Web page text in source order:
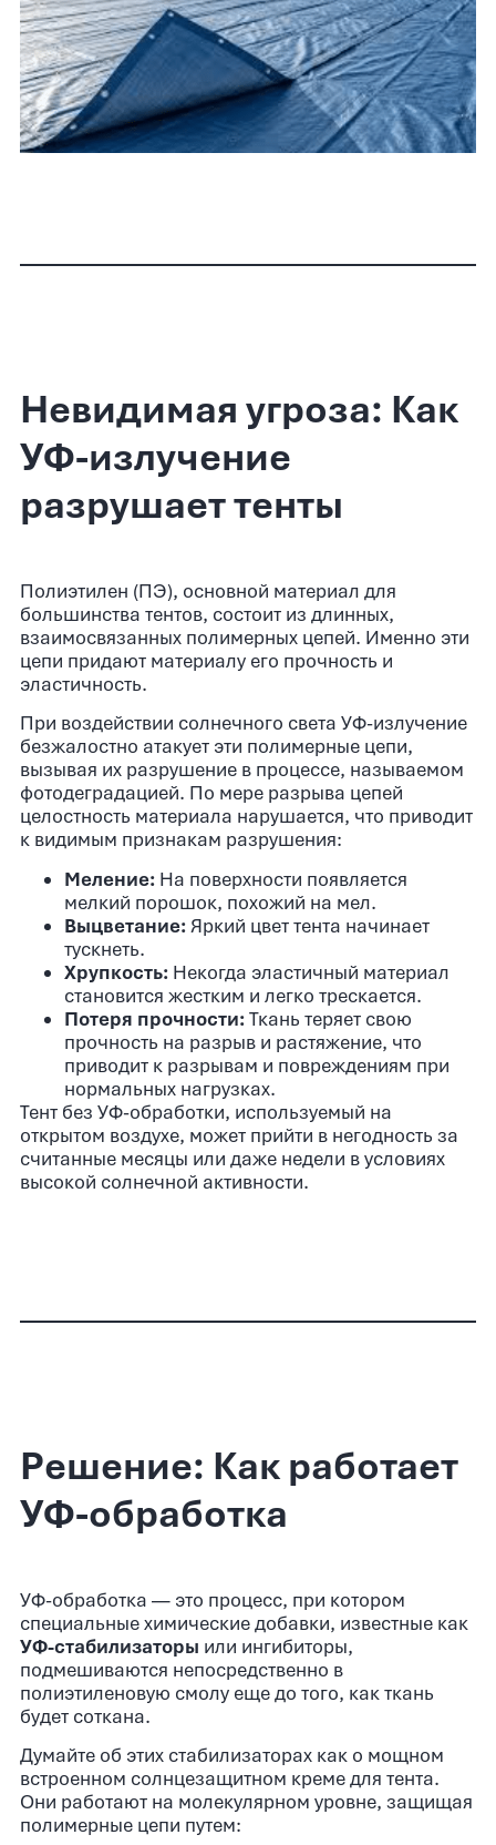
Невидимая угроза: Как
УФ-излучение
разрушает тенты
Полиэтилен (ПЭ), основной материал для
большинства тентов, состоит из длинных,
взаимосвязанных полимерных цепей. Именно эти
цепи придают материалу его прочность и
эластичность.
При воздействии солнечного света УФ-излучение
безжалостно атакует эти полимерные цепи,
вызывая их разрушение в процессе, называемом
фотодеградацией. По мере разрыва цепей
целостность материала нарушается, что приводит
к видимым признакам разрушения:
Меление: На поверхности появляется
мелкий порошок, похожий на мел.
Выцветание:Яркий цвет тента начинает
тускнеть.
Хрупкость: Некогда эластичный материал
становится жестким и легко трескается.
Потеря прочности:Ткань теряет свою
прочность на разрыв и растяжение, что
приводит к разрывам и повреждениям при
нормальных нагрузках.
Тент без УФ-обработки, используемый на
открытом воздухе, может прийти в негодность за
считанные месяцы или даже недели в условиях
высокой солнечной активности.
Решение: Как работает
УФ-обработка
УФ-обработка — это процесс, при котором
специальные химические добавки, известные как
УФ-стабилизаторы или ингибиторы,
подмешиваются непосредственно в
полиэтиленовую смолу еще до того, как ткань
будет соткана.
Думайте об этих стабилизаторах как о мощном
встроенном солнцезащитном креме для тента.
Они работают на молекулярном уровне, защищая
полимерные цепи путем: